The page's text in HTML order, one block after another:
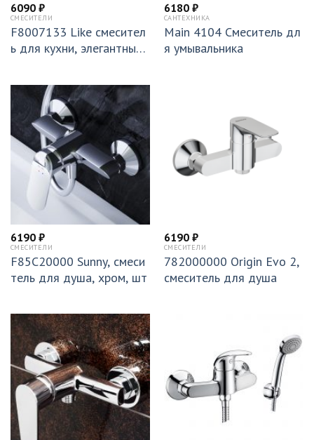
6090 ₽
СМЕСИТЕЛИ
F8007133 Like смесител
ь для кухни, элегантный
6180 ₽
САНТЕХНИКА
Main 4104 Смеситель дл
я умывальника
6190 ₽
СМЕСИТЕЛИ
F85C20000 Sunny, смеси
тель для душа, хром, шт
6190 ₽
СМЕСИТЕЛИ
782000000 Origin Evo 2,
смеситель для душа